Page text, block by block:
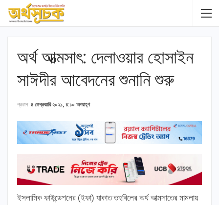
অর্থ আত্মসাৎ: দেলাওয়ার হোসাইন
সাঈদীর আবেদনের শুনানি শুরু
প্রকাশ ৪ ফেব্রুয়ারি ২০২১, ৪:১০ অপরাহ্ণ
ইসলামিক ফাউন্ডেশনের (ইফা) যাকাত তহবিলের অর্থ আত্মসাতের মামলায়